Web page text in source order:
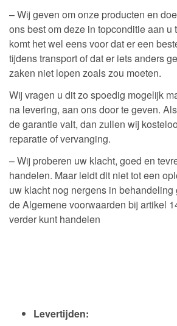
– Wij geven om onze producten en
ons best om deze in topconditie aan u
komt het wel eens voor dat er een
tijdens transport of dat er iets anders
zaken niet lopen zoals zou moeten.
Wij vragen u dit zo spoedig mogelijk
na levering, aan ons door te geven.
de garantie valt, dan zullen wij
reparatie of vervanging.
– Wij proberen uw klacht, goed en
handelen. Maar leidt dit niet tot een
uw klacht nog nergens in
de Algemene voorwaarden bij artikel
verder kunt handelen
Levertijden: